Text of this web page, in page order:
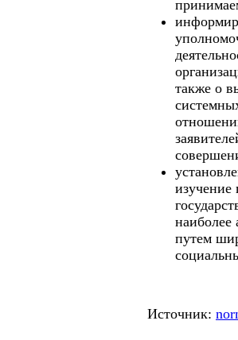
также о
изучение
наиболее
путем
Источник: